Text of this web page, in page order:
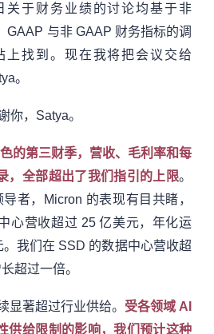
关于财务业绩的讨论均基于非
GAAP 与非 GAAP 财务指标的调
上找到。现在我将把会议交给
。
你，Satya。
的第三财季，营收、毛利率和每
，全部超出了我们指引的上限。
者，Micron 的表现有目共睹，
心营收超过 25 亿美元，年化运
我们在 SSD 的数据中心营收超
超过一倍。
显著超过行业供给。 受各领域 AI
供给限制的影响，我们预计这种